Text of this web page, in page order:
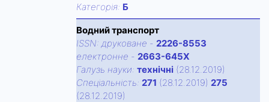
Категорiя: Б
Водний транспорт
ISSN: друковане - 2226-8553
електронне - 2663-645Х
Галузь науки: технічні (28.12.2019)
Спецiальнiсть: 271 (28.12.2019) 275
(28.12.2019)